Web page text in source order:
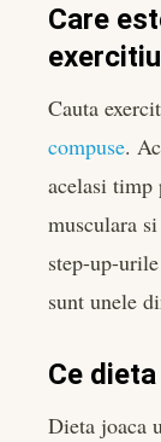
Care
Cauta
compuse.
acelasi timp
musculara
step-up-
sunt unele
Ce
Dieta joaca